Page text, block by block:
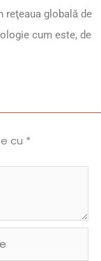
reţeaua globală de
cum este, de
cu *